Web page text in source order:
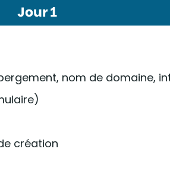
Jour 1
nom de domaine,
création